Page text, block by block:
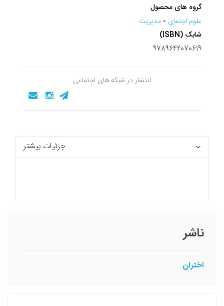
گروه های محصول
علوم اجتماي - مديريت
شابک (ISBN)
9789642070619
انتشار در شبکه های اجتماعی
جزئیات بیشتر
ناشر
اختران